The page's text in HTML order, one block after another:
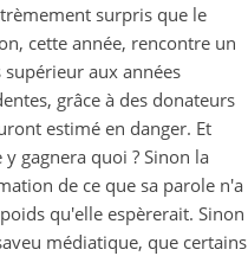
surpris que le
cette année, rencontre un
supérieur aux années
grâce à des donateurs
estimé en danger. Et
y gagnera quoi ? Sinon la
de ce que sa parole n'a
qu'elle espèrerait. Sinon
médiatique, que certains